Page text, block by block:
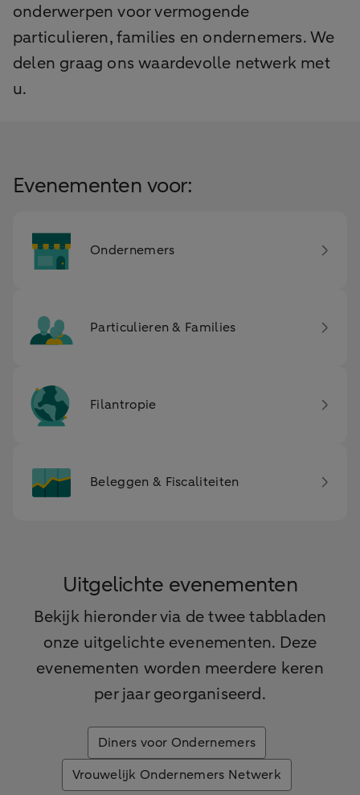
onderwerpen voorvermogende
particulieren, families en ondernemers. We
delen graag ons waardevolle netwerk met
u.
Evenementen voor:
Ondernemers
Particulieren & Families
Filantropie
Beleggen & Fiscaliteiten
Uitgelichte evenementen
Bekijk hieronder via de twee tabbladen
onze uitgelichte evenementen. Deze
evenementen worden meerdere keren
per jaar georganiseerd.
Diners voor Ondernemers
Vrouwelijk Ondernemers Netwerk